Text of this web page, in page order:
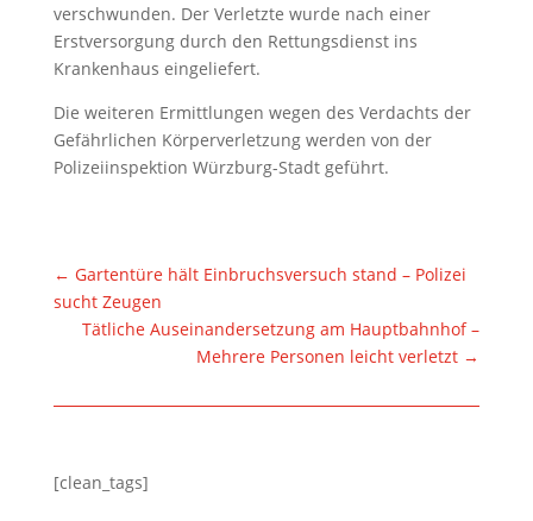
verschwunden. Der Verletzte wurde nach einer
Erstversorgung durch den Rettungsdienst ins
Krankenhaus eingeliefert.
Die weiteren Ermittlungen wegen des Verdachts der
Gefährlichen Körperverletzung werden von der
Polizeiinspektion Würzburg-Stadt geführt.
← Gartentüre hält Einbruchsversuch stand – Polizei
sucht Zeugen
Tätliche Auseinandersetzung am Hauptbahnhof –
Mehrere Personen leicht verletzt →
[clean_tags]